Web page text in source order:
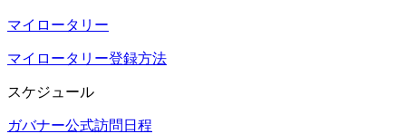
マイロータリー
マイロータリー登録方法
スケジュール
ガバナー公式訪問日程